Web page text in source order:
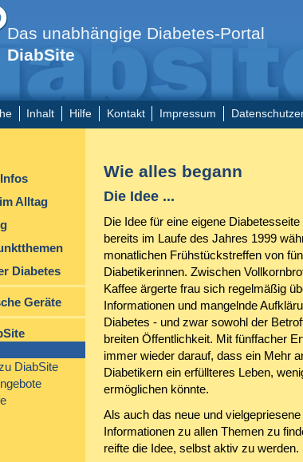
Das unabhängige Diabetes-Portal
DiabSite
Inhalt Hilfe Kontakt Impressum
Alltag
Diabetes
Geräte
DiabSite
Wie alles begann
Die Idee ...
Die Idee für eine eigene
bereits im Laufe des Jahres 1999
monatlichen Frühstückstreffen von
Diabetikerinnen. Zwischen
Kaffee ärgerte frau sich regelmäßig
Informationen und mangelnde
Diabetes - und zwar sowohl der
breiten Öffentlichkeit. Mit fünffacher
immer wieder darauf, dass ein Mehr
Diabetikern ein erfüllteres Leben,
ermöglichen könnte.
Als auch das neue und
Informationen zu allen Themen zu
reifte die Idee, selbst aktiv zu werden.